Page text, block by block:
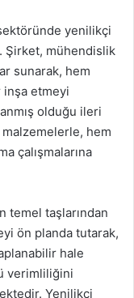
yenilikçi
Şirket, mühendislik
sunarak, hem
etmeyi
olduğu ileri
hem
çalışmalarına
temel taşlarından
ön planda tutarak,
hale
verimliliğini
Yenilikçi